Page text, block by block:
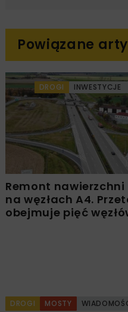
Powiązane
DROGI INWESTYCJE
Remont nawierzchni
na węzłach A4.
obejmuje pięć
DROGI MOSTY